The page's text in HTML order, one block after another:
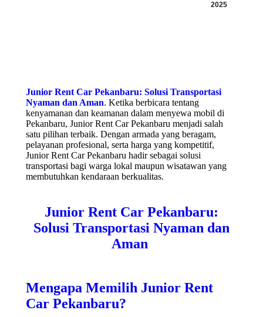
2025
Junior Rent Car Pekanbaru: Solusi Transportasi
Nyaman dan Aman. Ketika berbicara tentang
kenyamanan dan keamanan dalam menyewa mobil di
Pekanbaru, Junior Rent Car Pekanbaru menjadi salah
satu pilihan terbaik. Dengan armada yang beragam,
pelayanan profesional, serta harga yang kompetitif,
Junior Rent Car Pekanbaru hadir sebagai solusi
transportasi bagi warga lokal maupun wisatawan yang
membutuhkan kendaraan berkualitas.
Junior Rent Car Pekanbaru:
Solusi Transportasi Nyaman dan
Aman
Mengapa Memilih Junior Rent
Car Pekanbaru?